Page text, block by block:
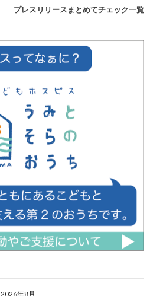
プレスリリースまとめてチェック一覧
2026年8月